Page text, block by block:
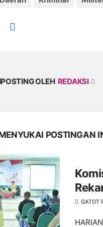
OLEH REDAKSI
POSTINGAN
GATOT